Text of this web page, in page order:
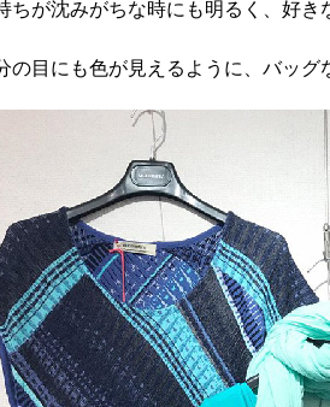
ちが沈みがちな時にも明るく、好き
の目にも色が見えるように、バッグ